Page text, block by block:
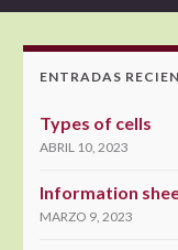
ENTRADAS
Types of cells
ABRIL 10, 2023
Information
MARZO 9, 2023